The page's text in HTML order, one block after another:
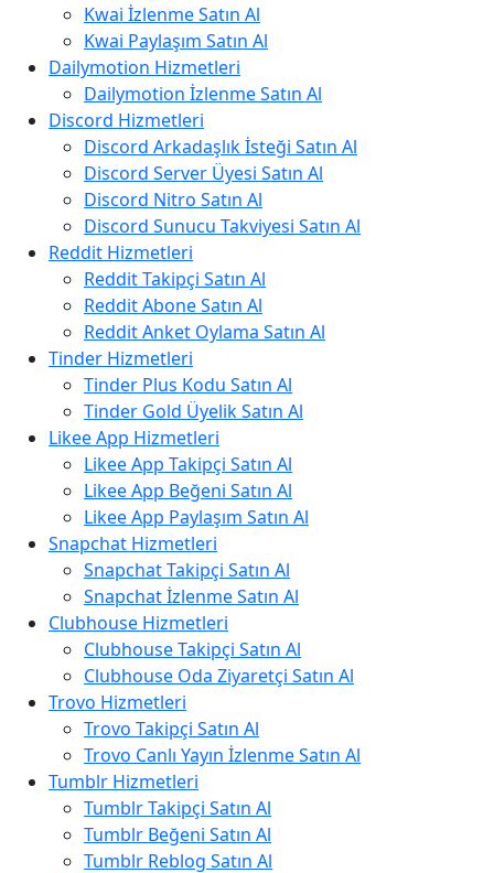
Kwai İzlenme Satın Al
Kwai Paylaşım Satın Al
Dailymotion Hizmetleri
Dailymotion İzlenme Satın Al
Discord Hizmetleri
Discord Arkadaşlık İsteği Satın Al
Discord Server Üyesi Satın Al
Discord Nitro Satın Al
Discord Sunucu Takviyesi Satın Al
Reddit Hizmetleri
Reddit Takipçi Satın Al
Reddit Abone Satın Al
Reddit Anket Oylama Satın Al
Tinder Hizmetleri
Tinder Plus Kodu Satın Al
Tinder Gold Üyelik Satın Al
Likee App Hizmetleri
Likee App Takipçi Satın Al
Likee App Beğeni Satın Al
Likee App Paylaşım Satın Al
Snapchat Hizmetleri
Snapchat Takipçi Satın Al
Snapchat İzlenme Satın Al
Clubhouse Hizmetleri
Clubhouse Takipçi Satın Al
Clubhouse Oda Ziyaretçi Satın Al
Trovo Hizmetleri
Trovo Takipçi Satın Al
Trovo Canlı Yayın İzlenme Satın Al
Tumblr Hizmetleri
Tumblr Takipçi Satın Al
Tumblr Beğeni Satın Al
Tumblr Reblog Satın Al